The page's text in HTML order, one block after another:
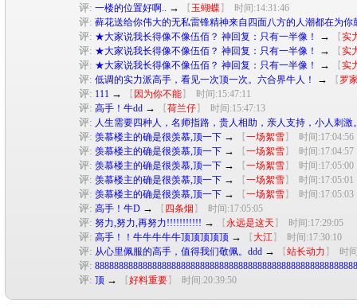
评: 一楼的位置好啊.. → 【 玉蝴蝶】 时间:14:31:46
评: 藓花送给你伟大的无私雷锋精神来自四面八方的人潮都在为你
评: ★大家说我长得像不像伍佰？ 神回复：只有一半像！ → 【实
评: ★大家说我长得像不像伍佰？ 神回复：只有一半像！ → 【实
评: ★大家说我长得像不像伍佰？ 神回复：只有一半像！ → 【实
评: 低调的实力派高手，看见一次顶一次。六合界牛人！ → 【 罗
评: 111 → 【 因为你不能】 时间:15:47:11
评: 高手！牛dd → 【荷兰仔】 时间:15:47:13
评: 人生需要四种人，名师指路，贵人相助，亲人支持，小人刺激
评: 羡慕楼主的确是很羡慕,顶一下 → 【一场絮雪】 时间:17:04:56
评: 羡慕楼主的确是很羡慕,顶一下 → 【一场絮雪】 时间:17:04:57
评: 羡慕楼主的确是很羡慕,顶一下 → 【一场絮雪】 时间:17:05:00
评: 羡慕楼主的确是很羡慕,顶一下 → 【一场絮雪】 时间:17:05:01
评: 羡慕楼主的确是很羡慕,顶一下 → 【一场絮雪】 时间:17:05:03
评: 高手！牛D → 【 四条烟 】 时间:17:05:05
评: 努力,努力,再努力!!!!!!!!!!! → 【永远是这天 】 时间:17:29:05
评: 高手！！牛牛牛牛牛顶顶顶顶顶 → 【大江】 时间:17:30:10
评: 从心里佩服的高手，值得我们敬佩。ddd → 【站长动力 】 时
评:
评: 顶 → 【好料重要】 时间:20:39:50